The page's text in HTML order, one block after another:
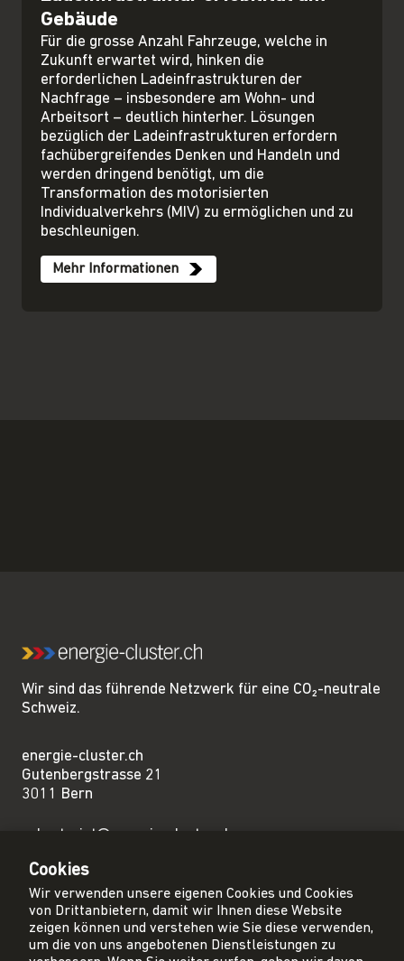
Gebäude
Für die grosse Anzahl Fahrzeuge, welche in
Zukunft erwartet wird, hinken die
erforderlichen Ladeinfrastrukturen der
Nachfrage – insbesondere am Wohn- und
Arbeitsort – deutlich hinterher. Lösungen
bezüglich der Ladeinfrastrukturen erfordern
fachübergreifendes Denken und Handeln und
werden dringend benötigt, um die
Transformation des motorisierten
Individualverkehrs (MIV) zu ermöglichen und zu
beschleunigen.
Mehr Informationen
Wir sind das führende Netzwerk für eine CO₂-neutrale
Schweiz.
energie-cluster.ch
Gutenbergstrasse 21
3011 Bern
sekretariat@energie-cluster.ch
Privacy Policy
Cookies
Wir verwenden unsere eigenen Cookies und Cookies
von Drittanbietern, damit wir Ihnen diese Website
zeigen können und verstehen wie Sie diese verwenden,
um die von uns angebotenen Dienstleistungen zu